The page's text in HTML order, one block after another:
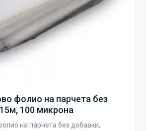
фолио на парчета без
100 микрона
на парчета без добавки,